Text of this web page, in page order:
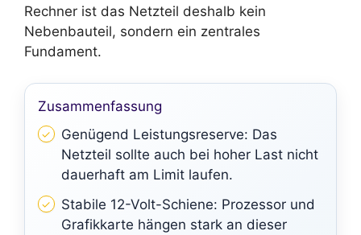
Rechner ist das Netzteil deshalb kein
Nebenbauteil, sondern ein zentrales
Fundament.
Zusammenfassung
Genügend Leistungsreserve: Das
Netzteil sollte auch bei hoher Last nicht
dauerhaft am Limit laufen.
Stabile 12-Volt-Schiene: Prozessor und
Grafikkarte hängen stark an dieser